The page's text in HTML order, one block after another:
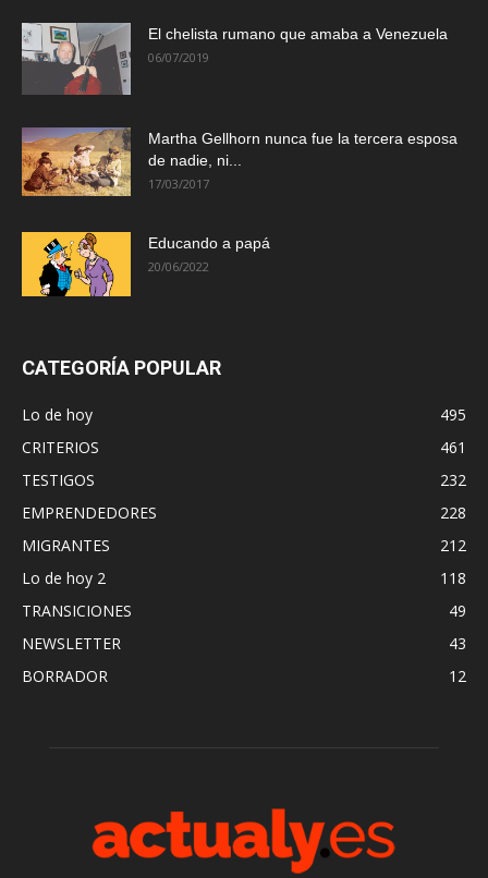
El chelista rumano que amaba a Venezuela
06/07/2019
Martha Gellhorn nunca fue la tercera esposa
de nadie, ni...
17/03/2017
Educando a papá
20/06/2022
CATEGORÍA POPULAR
Lo de hoy
495
CRITERIOS
461
TESTIGOS
232
EMPRENDEDORES
228
MIGRANTES
212
Lo de hoy 2
118
TRANSICIONES
49
NEWSLETTER
43
BORRADOR
12